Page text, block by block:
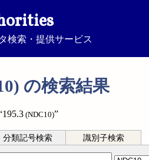
検索・提供サービス
の検索結果
(NDC10)”
分類記号検索 識別子検索